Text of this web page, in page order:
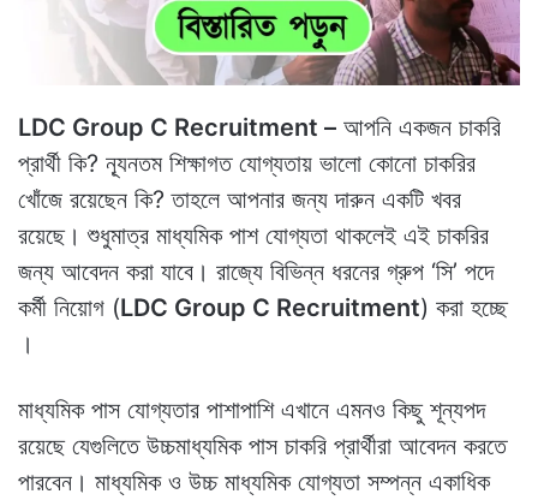
LDC Group C Recruitment – আপনি একজন চাকরি
প্রার্থী কি? ন্যূনতম শিক্ষাগত যোগ্যতায় ভালো কোনো চাকরির
খোঁজে রয়েছেন কি? তাহলে আপনার জন্য দারুন একটি খবর
রয়েছে। শুধুমাত্র মাধ্যমিক পাশ যোগ্যতা থাকলেই এই চাকরির
জন্য আবেদন করা যাবে। রাজ্যে বিভিন্ন ধরনের গ্রুপ ‘সি’ পদে
কর্মী নিয়োগ (LDC Group C Recruitment) করা হচ্ছে
।
মাধ্যমিক পাস যোগ্যতার পাশাপাশি এখানে এমনও কিছু শূন্যপদ
রয়েছে যেগুলিতে উচ্চমাধ্যমিক পাস চাকরি প্রার্থীরা আবেদন করতে
পারবেন। মাধ্যমিক ও উচ্চ মাধ্যমিক যোগ্যতা সম্পন্ন একাধিক